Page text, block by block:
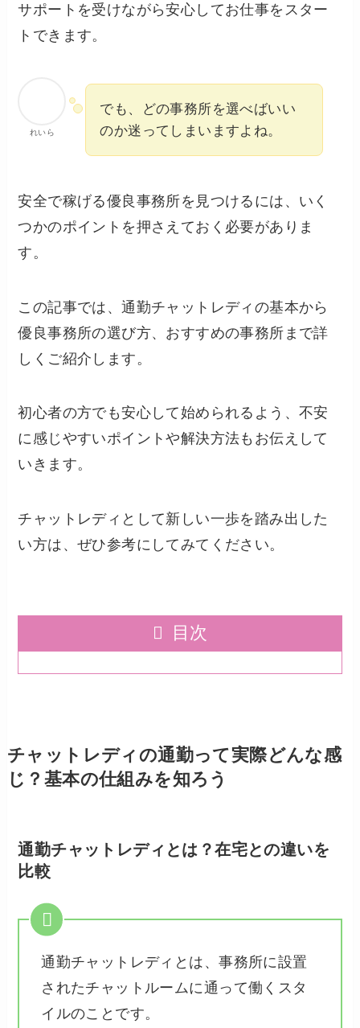
サポートを受けながら安心してお仕事をスター
トできます。
れいら
でも、どの事務所を選べばいい
のか迷ってしまいますよね。
安全で稼げる優良事務所を見つけるには、いく
つかのポイントを押さえておく必要がありま
す。
この記事では、通勤チャットレディの基本から
優良事務所の選び方、おすすめの事務所まで詳
しくご紹介します。
初心者の方でも安心して始められるよう、不安
に感じやすいポイントや解決方法もお伝えして
いきます。
チャットレディとして新しい一歩を踏み出した
い方は、ぜひ参考にしてみてください。
目次
チャットレディの通勤って実際どんな感
じ？基本の仕組みを知ろう
通勤チャットレディとは？在宅との違いを
比較
通勤チャットレディとは、事務所に設置
されたチャットルームに通って働くスタ
イルのことです。